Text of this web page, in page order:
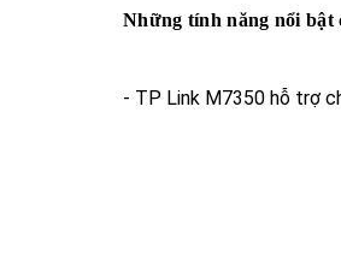
Những tính năng nổi
- TP Link M7350 hỗ trợ